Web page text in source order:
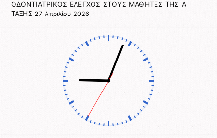
ΟΔΟΝΤΙΑΤΡΙΚΟΣ ΕΛΕΓΧΟΣ ΣΤΟΥΣ ΜΑΘΗΤΕΣ ΤΗΣ Α
ΤΑΞΗΣ 27 Απριλίου 2026